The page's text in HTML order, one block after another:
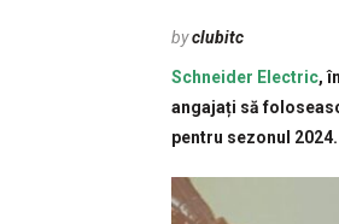
byclubitc
Schneider Electric,
angajați să
pentru sezonul 2024.